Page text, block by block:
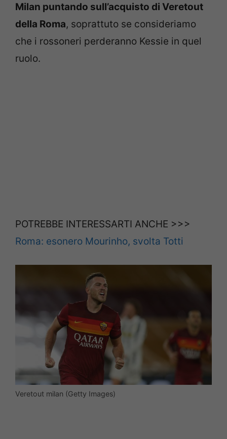
Milan puntando sull’acquisto di Veretout
della Roma, soprattuto se consideriamo
che i rossoneri perderanno Kessie in quel
ruolo.
POTREBBE INTERESSARTI ANCHE >>>
Roma: esonero Mourinho, svolta Totti
Veretout milan (Getty Images)